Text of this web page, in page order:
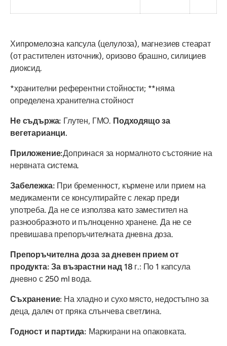
Хипромелозна капсула (целулоза), магнезиев стеарат
(от растителен източник), оризово брашно, силициев
диоксид.
*хранителни референтни стойности; **няма
определена хранителна стойност
Не съдържа: Глутен, ГМО. Подходящо за
вегетарианци.
Приложение:Допринася за нормалното състояние на
нервната система.
Забележка: При бременност, кърмене или прием на
медикаменти се консултирайте с лекар преди
употреба. Да не се използва като заместител на
разнообразното и пълноценно хранене. Да не се
превишава препоръчителната дневна доза.
Препоръчителна доза за дневен прием от
продукта: За възрастни над 18 г.: По 1 капсула
дневно с 250 ml вода.
Съхранение: На хладно и сухо място, недостъпно за
деца, далеч от пряка слънчева светлина.
Годност и партида: Маркирани на опаковката.